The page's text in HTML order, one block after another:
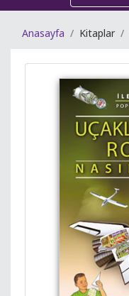
Anasayfa Kitaplar